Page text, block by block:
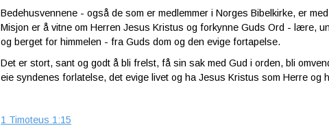
Bedehusvennene - også de som er medlemmer i Norges Bibelkirke, er
Misjon er å vitne om Herren Jesus Kristus og forkynne Guds Ord - lære,
og berget for himmelen - fra Guds dom og den evige fortapelse.
Det er stort, sant og godt å bli frelst, få sin sak med Gud i orden, bli
eie syndenes forlatelse, det evige livet og ha Jesus Kristus som Herre og
1 Timoteus 1:15